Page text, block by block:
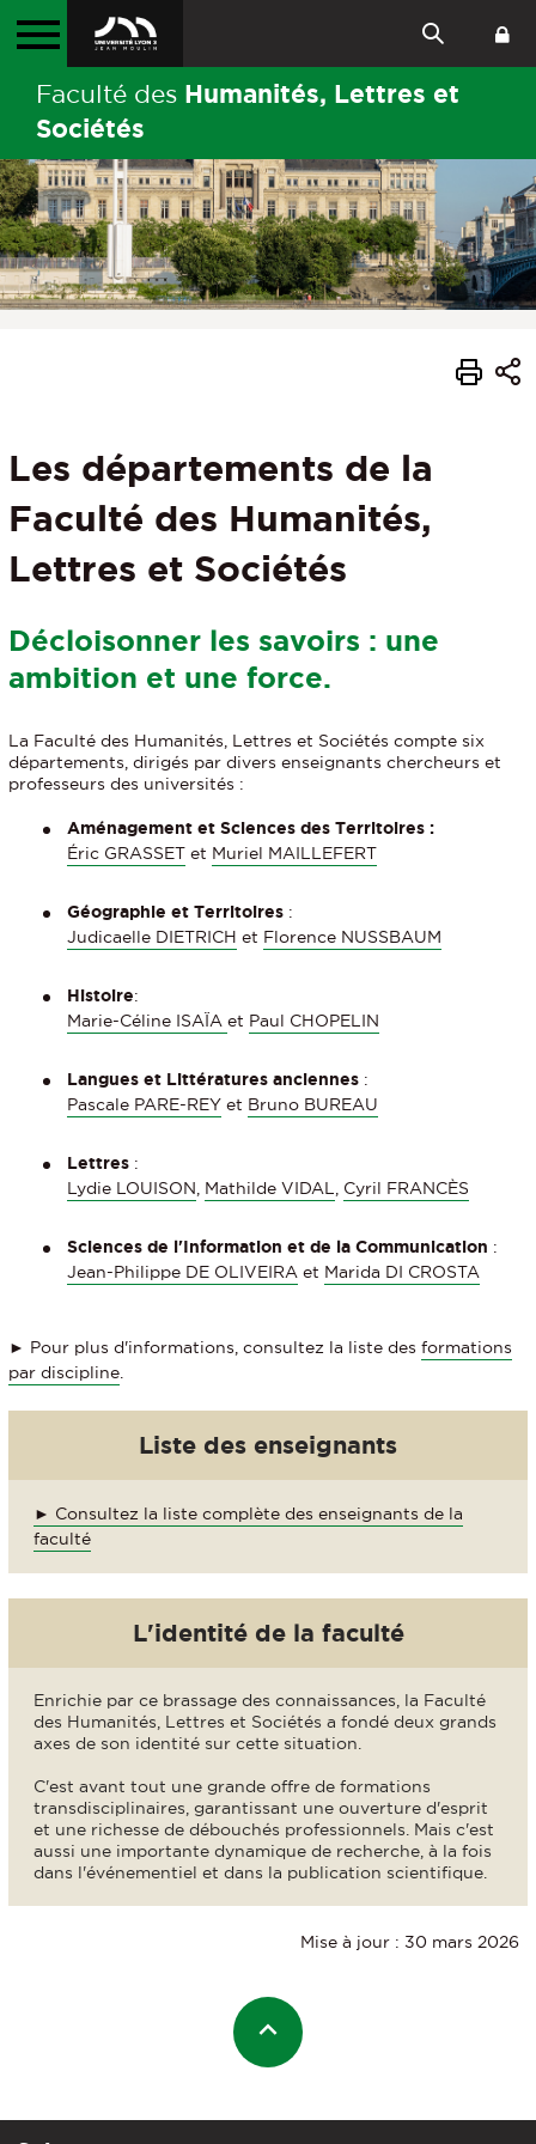
Faculté des Humanités, Lettres et
Sociétés
Les départements de la
Faculté des Humanités,
Lettres et Sociétés
Décloisonner les savoirs : une
ambition et une force.
La Faculté des Humanités, Lettres et Sociétés compte six
départements, dirigés par divers enseignants chercheurs et
professeurs des universités :
Aménagement et Sciences des Territoires :
Éric GRASSET et Muriel MAILLEFERT
Géographie et Territoires :
Judicaelle DIETRICH et Florence NUSSBAUM
Histoire:
Marie-Céline ISAÏA et Paul CHOPELIN
Langues et Littératures anciennes :
Pascale PARE-REY et Bruno BUREAU
Lettres :
Lydie LOUISON Mathilde VIDAL Cyril FRANCÈS
Sciences de l'Information et de la Communication :
Jean-Philippe DE OLIVEIRA et Marida DI CROSTA
► Pour plus d'informations, consultez la liste des formations
par discipline
Liste des enseignants
► Consultez la liste complète des enseignants de la
faculté
L'identité de la faculté
Enrichie par ce brassage des connaissances, la Faculté
des Humanités, Lettres et Sociétés a fondé deux grands
axes de son identité sur cette situation.
C'est avant tout une grande offre de formations
transdisciplinaires, garantissant une ouverture d'esprit
et une richesse de débouchés professionnels. Mais c'est
aussi une importante dynamique de recherche, à la fois
dans l'événementiel et dans la publication scientifique.
Mise à jour : 30 mars 2026